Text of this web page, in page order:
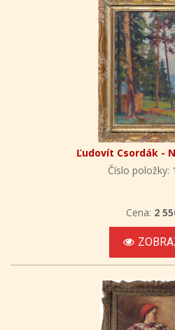
Ľudovít Csordák -
Číslo položky:
Cena: 2